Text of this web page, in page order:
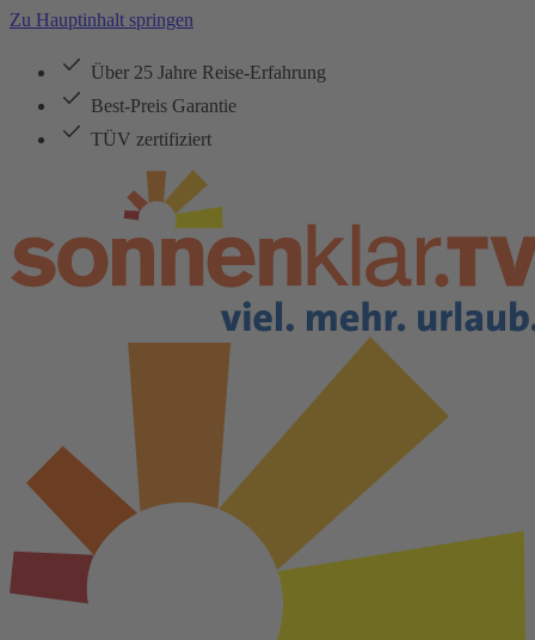
Zu Hauptinhalt springen
Über 25 Jahre Reise-Erfahrung
Best-Preis Garantie
TÜV zertifiziert